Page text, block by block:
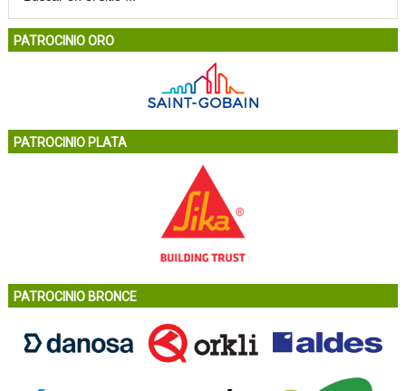
PATROCINIO ORO
PATROCINIO PLATA
PATROCINIO BRONCE